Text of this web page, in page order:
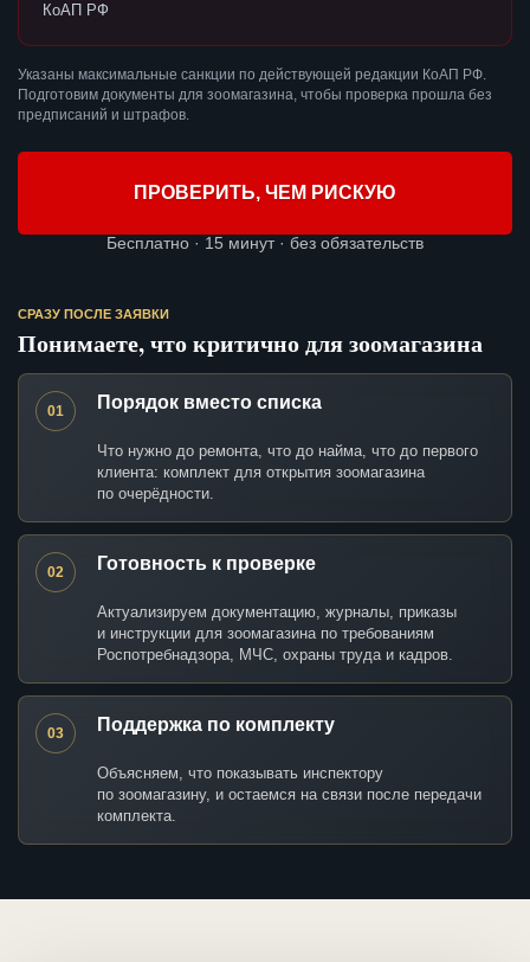
КоАП РФ
Указаны максимальные санкции по действующей редакции КоАП РФ.
Подготовим документы для зоомагазина, чтобы проверка прошла без
предписаний и штрафов.
ПРОВЕРИТЬ, ЧЕМ РИСКУЮ
Бесплатно · 15 минут · без обязательств
СРАЗУ ПОСЛЕ ЗАЯВКИ
Понимаете, что критично для зоомагазина
01 Порядок вместо списка
Что нужно до ремонта, что до найма, что до первого
клиента: комплект для открытия зоомагазина
по очерёдности.
02 Готовность к проверке
Актуализируем документацию, журналы, приказы
и инструкции для зоомагазина по требованиям
Роспотребнадзора, МЧС, охраны труда и кадров.
03 Поддержка по комплекту
Объясняем, что показывать инспектору
по зоомагазину, и остаемся на связи после передачи
комплекта.